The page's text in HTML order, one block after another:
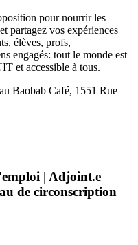
pour nourrir les
partagez vos expériences
élèves, profs,
engagés: tout le monde est
et accessible à tous.
Baobab Café, 1551 Rue
| Adjoint.e
de circonscription